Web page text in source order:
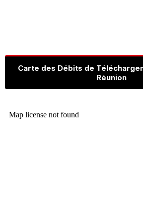
Carte des Débits de
Réunion